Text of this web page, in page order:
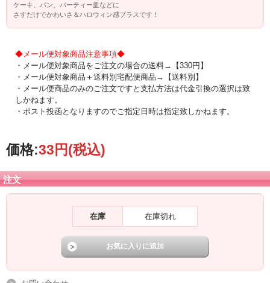
ケーキ、パン、パーティー皿などに
さすだけでかわいさ＆ハロウィン感プラスです！
◆メール便対象商品注意事項◆
・メール便対象商品をご注文の場合の送料→【330円】
・メール便対象商品＋送料別宅配便商品→【送料別】
・メール便商品のみのご注文ですと支払方法は代金引換の選択は致
しかねます。
・ポスト投函となりますのでご指定日時は指定致しかねます。
価格:33円(税込)
注文
在庫 在庫切れ